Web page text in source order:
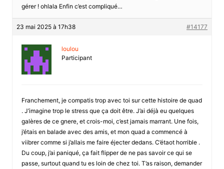
gérer ! ohlala Enfin c’est compliqué…
23 mai 2025 à 17h38 #14177
loulou
Participant
Franchement, je compatis trop avec toi sur cette histoire de quad
. J’imagine trop le stress que ça doit être. J’ai déjà eu quelques
galères de ce gnere, et crois-moi, c’est jamais marrant. Une fois,
j’étais en balade avec des amis, et mon quad a commencé à
viibrer comme si j’allais me faire éjecter dedans. C’étaot horrible .
Du coup, j’ai paniqué, ça fait flipper de ne pas savoir ce qui se
passe, surtout quand tu es loin de chez toi. T’as raison, demander